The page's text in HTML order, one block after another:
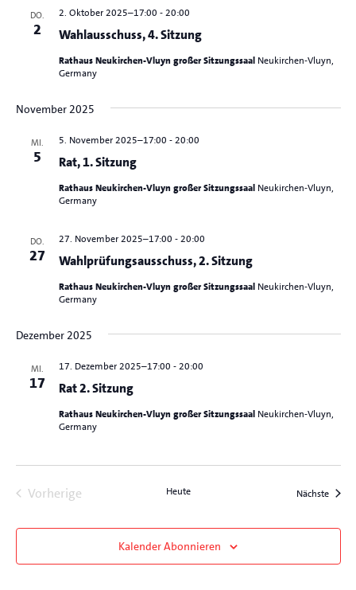
DO.
2 Wahlausschuss, 4. Sitzung
2. Oktober 2025–17:00 -20:00
Rathaus Neukirchen-Vluyn großer Sitzungssaal Neukirchen-Vluyn,
Germany
November 2025
MI.
5 Rat, 1. Sitzung
5. November 2025–17:00 -20:00
Rathaus Neukirchen-Vluyn großer Sitzungssaal Neukirchen-Vluyn,
Germany
DO.
27 Wahlprüfungsausschuss, 2. Sitzung
27. November 2025–17:00 -20:00
Rathaus Neukirchen-Vluyn großer Sitzungssaal Neukirchen-Vluyn,
Germany
Dezember 2025
MI.
17 Rat 2. Sitzung
17. Dezember 2025–17:00 -20:00
Rathaus Neukirchen-Vluyn großer Sitzungssaal Neukirchen-Vluyn,
Germany
VorherigeVeranstaltungenHeute Nächste
Kalender Abonnieren